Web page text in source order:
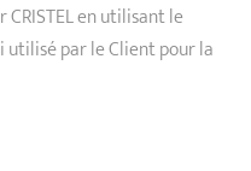
en utilisant le
par le Client pour la